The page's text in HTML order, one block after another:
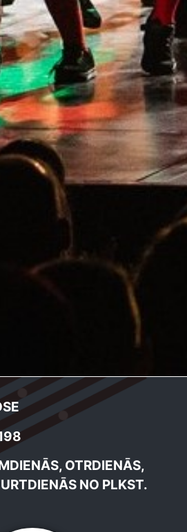
OTRDIENĀS,
NO PLKST.